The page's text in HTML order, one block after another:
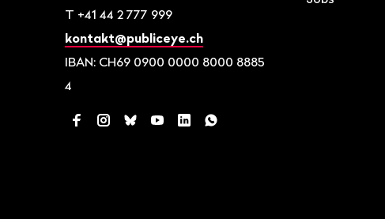
T +41 44 2 777 999
kontakt@publiceye.ch
IBAN: CH69 0900 0000 8000 8885
4
FacebookInstagram
BlueskyYouTubeLinkedInWhatsApp